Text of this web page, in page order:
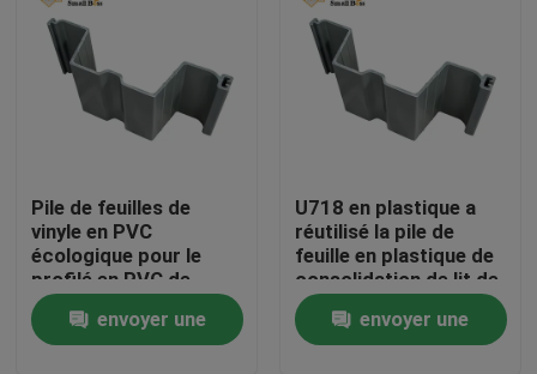
Maison
Produits
Pile de feuilles de
vinyle en PVC
écologique pour le
profilé en PVC de
génie civil
envoyer une
U718 en plastique a
réutilisé la pile de
feuille en plastique de
consolidation de lit de
rivière de
consolidation de
remblai de piles de
envoyer une